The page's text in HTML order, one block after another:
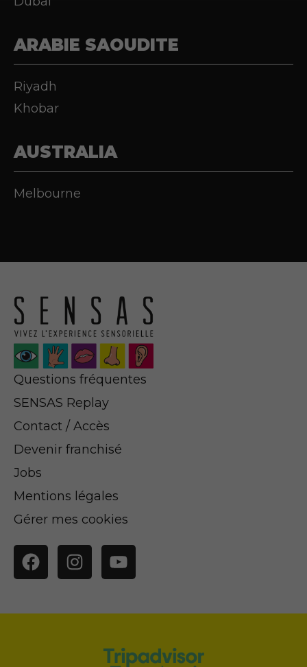
ARABIE SAOUDITE
Riyadh
Khobar
AUSTRALIA
Melbourne
Questions fréquentes
SENSAS Replay
Contact / Accès
Devenir franchisé
Jobs
Mentions légales
Gérer mes cookies
FacebookInstagramYouTube